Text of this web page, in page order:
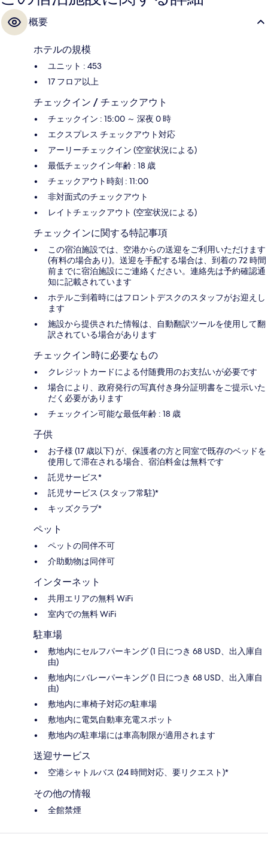
概要
ホテルの規模
ユニット : 453
17 フロア以上
チェックイン / チェックアウト
チェックイン : 15:00 ～ 深夜 0 時
エクスプレス チェックアウト対応
アーリーチェックイン (空室状況による)
最低チェックイン年齢 : 18 歳
チェックアウト時刻 : 11:00
非対面式のチェックアウト
レイトチェックアウト (空室状況による)
チェックインに関する特記事項
この宿泊施設では、空港からの送迎をご利用いただけます
(有料の場合あり)。送迎を手配する場合は、到着の 72 時間
前までに宿泊施設にご連絡ください。連絡先は予約確認通
知に記載されています
ホテルご到着時にはフロントデスクのスタッフがお迎えし
ます
施設から提供された情報は、自動翻訳ツールを使用して翻
訳されている場合があります
チェックイン時に必要なもの
クレジットカードによる付随費用のお支払いが必要です
場合により、政府発行の写真付き身分証明書をご提示いた
だく必要があります
チェックイン可能な最低年齢 : 18 歳
子供
お子様 (17 歳以下) が、保護者の方と同室で既存のベッドを
使用して滞在される場合、宿泊料金は無料です
託児サービス*
託児サービス (スタッフ常駐)*
キッズクラブ*
ペット
ペットの同伴不可
介助動物は同伴可
インターネット
共用エリアの無料 WiFi
室内での無料 WiFi
駐車場
敷地内にセルフパーキング (1 日につき 68 USD、出入庫自
由)
敷地内にバレーパーキング (1 日につき 68 USD、出入庫自
由)
敷地内に車椅子対応の駐車場
敷地内に電気自動車充電スポット
敷地内の駐車場には車高制限が適用されます
送迎サービス
空港シャトルバス (24 時間対応、要リクエスト)*
その他の情報
全館禁煙